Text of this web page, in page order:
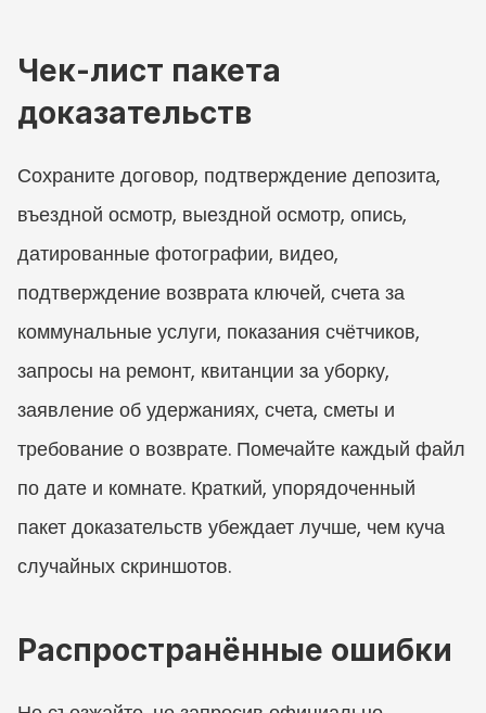
Чек-лист пакета
доказательств
Сохраните договор, подтверждение депозита,
въездной осмотр, выездной осмотр, опись,
датированные фотографии, видео,
подтверждение возврата ключей, счета за
коммунальные услуги, показания счётчиков,
запросы на ремонт, квитанции за уборку,
заявление об удержаниях, счета, сметы и
требование о возврате. Помечайте каждый файл
по дате и комнате. Краткий, упорядоченный
пакет доказательств убеждает лучше, чем куча
случайных скриншотов.
Распространённые ошибки